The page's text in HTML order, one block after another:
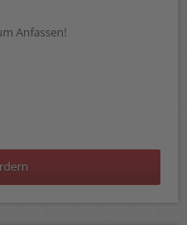
Anfassen!